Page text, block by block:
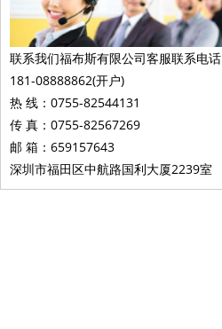
联系我们福布斯有限公司客服联系电话
181-08888862(开户)
热 线：0755-82544131
传 真：0755-82567269
邮 箱：659157643
深圳市福田区中航路国利大厦2239室